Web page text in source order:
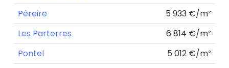
Péreire
5 933 €/m²
Les Parterres
6 814 €/m²
Pontel
5 012 €/m²